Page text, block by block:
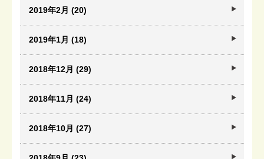
2019年2月 (20)
2019年1月 (18)
2018年12月 (29)
2018年11月 (24)
2018年10月 (27)